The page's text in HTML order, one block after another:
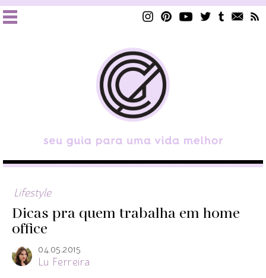
Lifestyle
Dicas pra quem trabalha em home
office
04.05.2015
Lu Ferreira